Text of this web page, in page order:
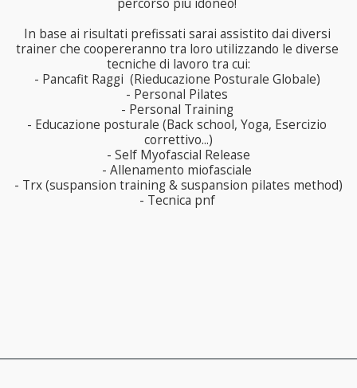
percorso più idoneo!
In base ai risultati prefissati sarai assistito dai diversi
trainer che coopereranno tra loro utilizzando le diverse
tecniche di lavoro tra cui:
- Pancafit Raggi  (Rieducazione Posturale Globale)
- Personal Pilates
- Personal Training
- Educazione posturale (Back school, Yoga, Esercizio
correttivo...)
- Self Myofascial Release
- Allenamento miofasciale
- Trx (suspansion training & suspansion pilates method)
- Tecnica pnf